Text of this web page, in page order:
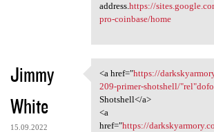
address.https://
pro-coinbase/home
Jimmy
White
15.09.2022
<a href="https:/
<a href="https://
209-primer-shotshell/
Shotshell</a>
<a
href="https://